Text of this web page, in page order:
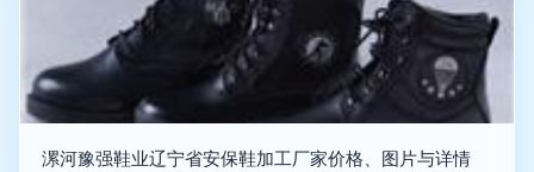
漯河豫强鞋业辽宁省安保鞋加工厂家价格、图片与详情